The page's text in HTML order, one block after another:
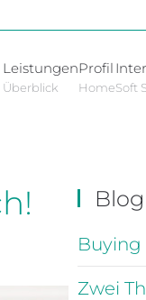
Leistungen
Überblick
Profil
HomeSoft
Buying
Zwei